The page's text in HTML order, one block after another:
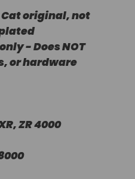
Cat original, not
- Does NOT
or hardware
ZR 4000